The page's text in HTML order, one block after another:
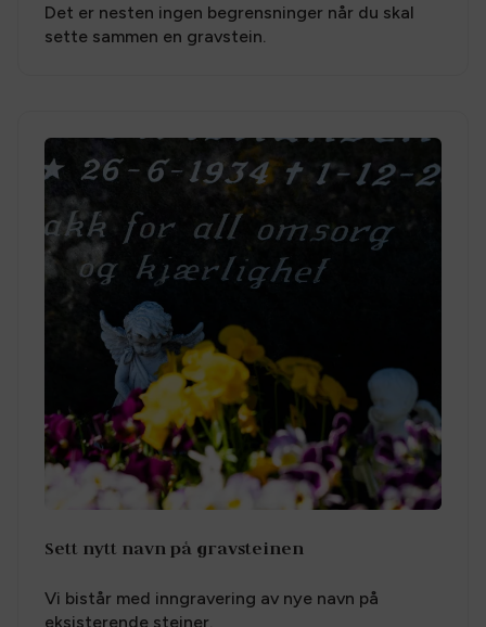
Det er nesten ingen begrensninger når du skal
sette sammen en gravstein.
Sett nytt navn på gravsteinen
Vi bistår med inngravering av nye navn på
eksisterende steiner.